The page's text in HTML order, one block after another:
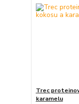
Trec
karamelu